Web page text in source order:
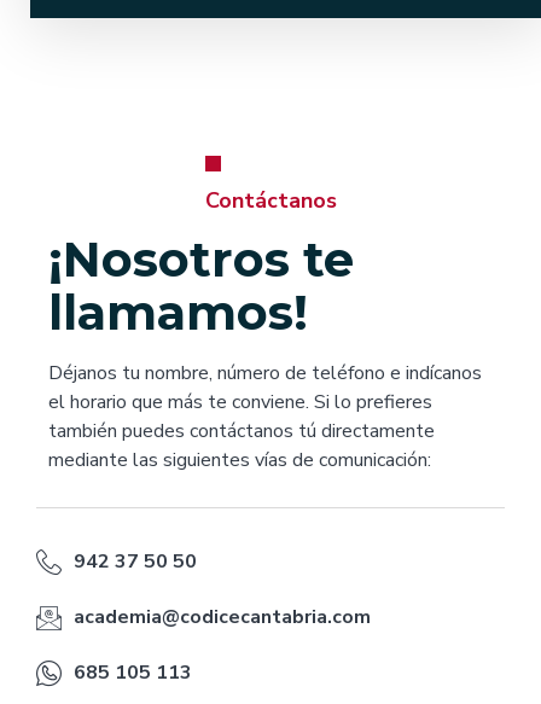
Contáctanos
¡Nosotros te
llamamos!
Déjanos tu nombre, número de teléfono e indícanos
el horario que más te conviene. Si lo prefieres
también puedes contáctanos tú directamente
mediante las siguientes vías de comunicación:
942 37 50 50
academia@codicecantabria.com
685 105 113